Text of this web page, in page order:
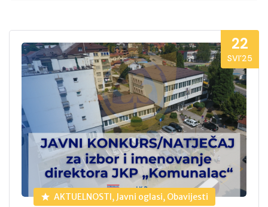
22
SVI’25
AKTUELNOSTI, Javni oglasi, Obavijesti